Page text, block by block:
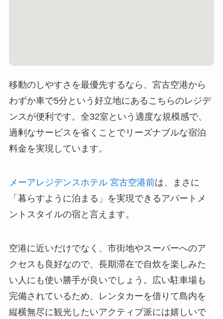
移動のしやすさを最優先するなら、宮古空港から
わずか車で5分という好立地にあるこちらのレジデ
ンスが便利です。全32室という適度な規模感で、
過剰なサービスを省くことでリーズナブルな宿泊
料金を実現しています。
メーアレジデンスホテル 宮古空港前は、まさに
「暮らすように泊まる」を実現できるアパートメ
ントスタイルの宿と言えます。
空港に近いだけでなく、市街地やスーパーへのア
クセスも良好なので、長期滞在で自炊を楽しみた
い人にも使い勝手が良いでしょう。広い駐車場も
完備されているため、レンタカーを借りて島内を
縦横無尽に観光したいアクティブ派には嬉しいで